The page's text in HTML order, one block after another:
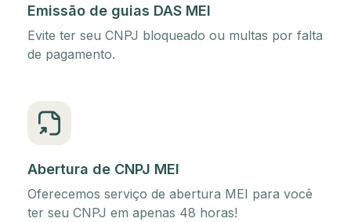
Emissão de guias DAS MEI
Evite ter seu CNPJ bloqueado ou multas por falta
de pagamento.
Abertura de CNPJ MEI
Oferecemos serviço de abertura MEI para você
ter seu CNPJ em apenas 48 horas!